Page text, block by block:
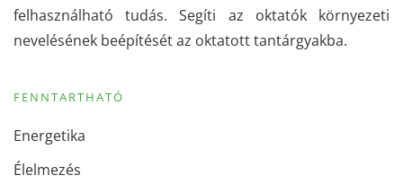
felhasználható tudás. Segíti az oktatók környezeti
nevelésének beépítését az oktatott tantárgyakba.
FENNTARTHATÓ
Energetika
Élelmezés